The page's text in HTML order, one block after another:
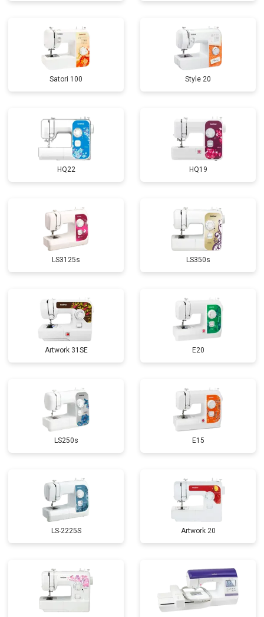
Satori 100 Style 20
HQ22 HQ19
LS3125s LS350s
Artwork 31SE E20
LS250s E15
LS-2225S Artwork 20